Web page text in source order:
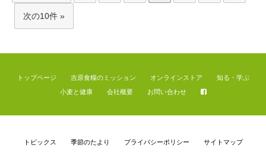
次の10件 »
トップページ 吉原食糧のミッション オンラインストア
知る・学ぶ
小麦と健康
会社概要 お問い合わせ
トピックス 季節のたより プライバシーポリシー サイトマップ